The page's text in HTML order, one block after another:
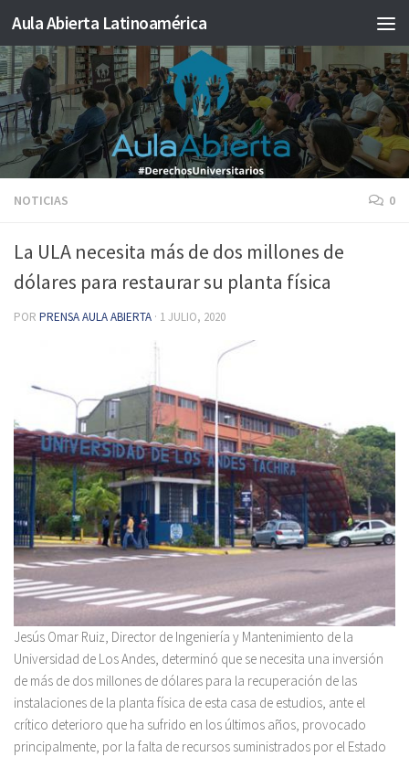
Saltar al contenido
Aula Abierta Latinoamérica
NOTICIAS 0
La ULA necesita más de dos millones de
dólares para restaurar su planta física
POR PRENSA AULA ABIERTA · 1 JULIO, 2020
Jesús Omar Ruiz, Director de Ingeniería y Mantenimiento de la
Universidad de Los Andes, determinó que se necesita una inversión
de más de dos millones de dólares para la recuperación de las
instalaciones de la planta física de esta casa de estudios, ante el
crítico deterioro que ha sufrido en los últimos años, provocado
principalmente, por la falta de recursos suministrados por el Estado